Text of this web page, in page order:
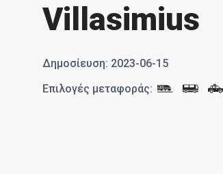
Villasimius
Δημοσίευση: 2023-06-15
Επιλογές μεταφοράς: